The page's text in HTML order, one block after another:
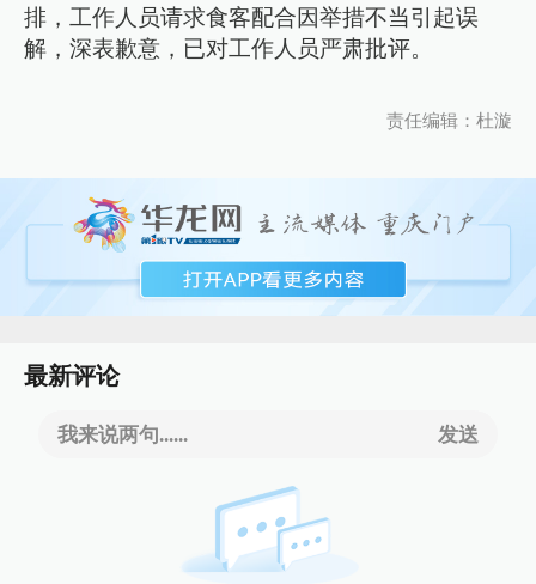
排，工作人员请求食客配合因举措不当引起误
解，深表歉意，已对工作人员严肃批评。
责任编辑：杜漩
最新评论
我来说两句...... 发送